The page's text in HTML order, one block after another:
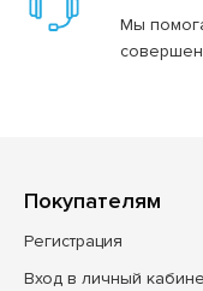
Мы
Покупателям
Регистрация
Вход в личный